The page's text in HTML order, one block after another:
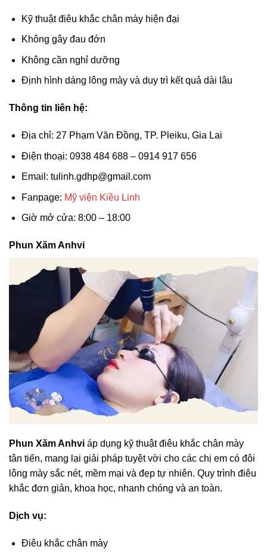
Kỹ thuật điêu khắc chân mày hiện đại
Không gây đau đớn
Không cần nghỉ dưỡng
Định hình dáng lông mày và duy trì kết quả dài lâu
Thông tin liên hệ:
Địa chỉ: 27 Phạm Văn Đồng, TP. Pleiku, Gia Lai
Điện thoại: 0938 484 688 – 0914 917 656
Email: tulinh.gdhp@gmail.com
Fanpage: Mỹ viện Kiều Linh
Giờ mở cửa: 8:00 – 18:00
Phun Xăm Anhvi
Phun Xăm Anhvi áp dụng kỹ thuật điêu khắc chân mày
tân tiến, mang lại giải pháp tuyệt vời cho các chị em có đôi
lông mày sắc nét, mềm mại và đẹp tự nhiên. Quy trình điêu
khắc đơn giản, khoa học, nhanh chóng và an toàn.
Dịch vụ:
Điêu khắc chân mày